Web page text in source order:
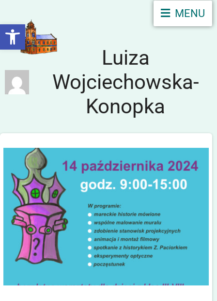
Otwórz pasek narzędzi
MENU
Luiza
Wojciechowska-
Konopka